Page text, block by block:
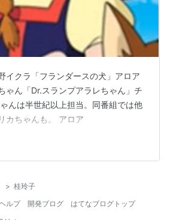
イクラ「フランダースの犬」アロア
ゃん「Dr.スランプアラレちゃん」チ
んは半世紀以上担当。同番組では他
カちゃんも。 アロア
> 桂玲子
ルプ 開発ブログ
はてなブログトップ